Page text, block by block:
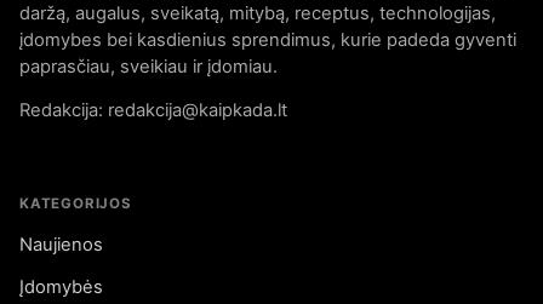
daržą, augalus, sveikatą, mitybą, receptus, technologijas,
įdomybes bei kasdienius sprendimus, kurie padeda gyventi
paprasčiau, sveikiau ir įdomiau.
Redakcija: redakcija@kaipkada.lt
KATEGORIJOS
Naujienos
Įdomybės